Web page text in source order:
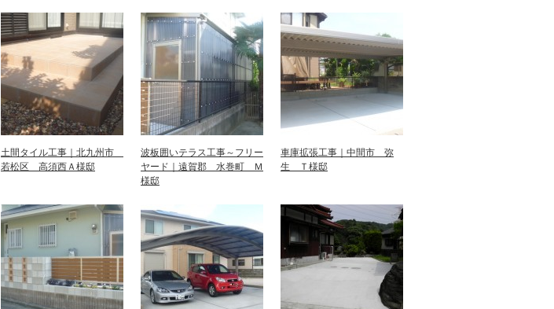
土間タイル工事｜北九州市
若松区 高須西Ａ様邸
波板囲いテラス工事～フリー
ヤード｜遠賀郡 水巻町 Ｍ
様邸
車庫拡張工事｜中間市 弥
生 Ｔ様邸